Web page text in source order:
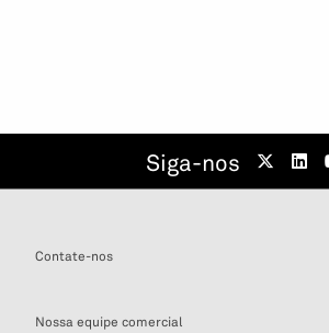
Siga-nos
Contate-nos
Nossa equipe comercial